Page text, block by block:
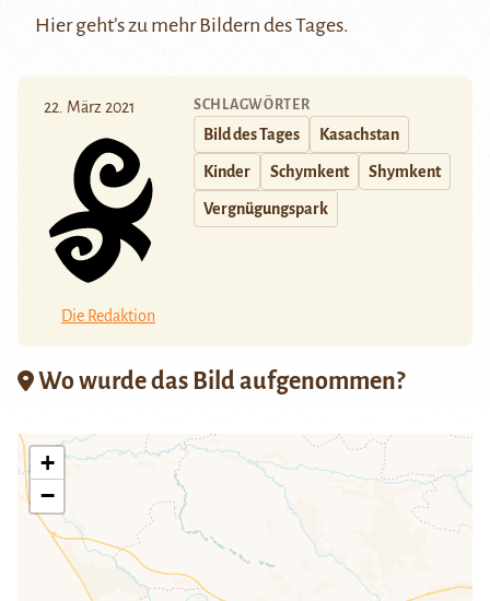
Hiergeht’s zu mehr Bildern des Tages.
22. März 2021
Die Redaktion
SCHLAGWÖRTER
Bild des Tages Kasachstan
Kinder Schymkent Shymkent
Vergnügungspark
Wo wurde das Bild aufgenommen?
+
−